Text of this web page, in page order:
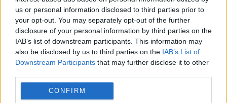
us or personal information disclosed to third parties prior to
your opt-out. You may separately opt-out of the further
disclosure of your personal information by third parties on the
IAB’s list of downstream participants. This information may
also be disclosed by us to third parties on the IAB’s List of
Downstream Participants that may further disclose it to other
CONFIRM
Criminalității Economice din cadrul Poliției
Capitalei, Gabriel Necșulescu a fost
destituit din funcție deoarece are calitatea
de inculpat într-un dosar de corupție
investigat de DNA....